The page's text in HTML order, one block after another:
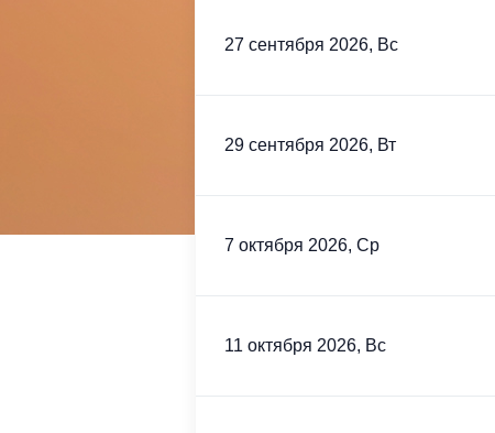
27 сентября 2026, Вс
29 сентября 2026, Вт
7 октября 2026, Ср
11 октября 2026, Вс